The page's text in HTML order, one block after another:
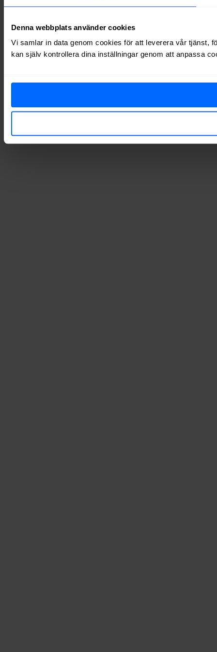
Denna webbplats använder cookies
Vi samlar in data genom cookies för att leverera vår tjänst,
kan själv kontrollera dina inställningar genom att anpassa